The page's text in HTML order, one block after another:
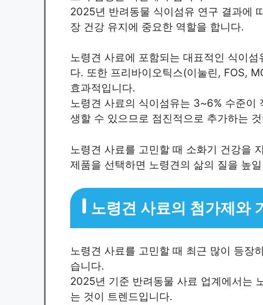
2025년 반려동물 식이섬유 연구 결과에
장 건강 유지에 중요한 역할을 합니다.
노령견 사료에 포함되는 대표적인 식이
다. 또한 프리바이오틱스(이눌린, FOS,
효과적입니다.
노령견 사료의 식이섬유는 3~6% 수준이
생할 수 있으므로 점진적으로 추가하는
노령견 사료를 고민할 때 소화기 건강을
제품을 선택하면 노령견의 삶의 질을 높
노령견 사료의 첨가제와
노령견 사료를 고민할 때 최근 많이 등장
습니다.
2025년 기준 반려동물 사료 업계에서는
는 것이 트렌드입니다.